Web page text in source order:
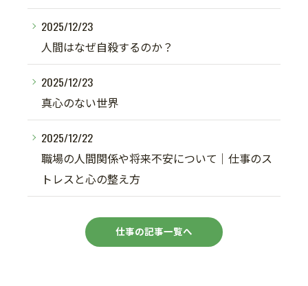
2025/12/23
人間はなぜ自殺するのか？
2025/12/23
真心のない世界
2025/12/22
職場の人間関係や将来不安について｜仕事のス
トレスと心の整え方
仕事の記事一覧へ